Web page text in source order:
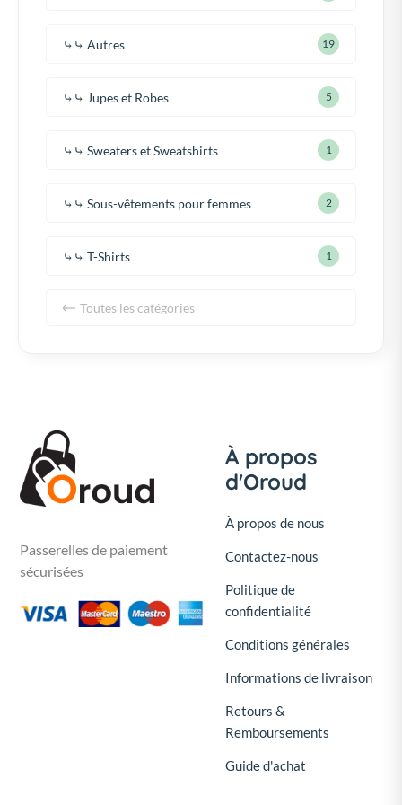
⤷⤷ Autres 19
⤷⤷ Jupes et Robes 5
⤷⤷ Sweaters et Sweatshirts 1
⤷⤷ Sous-vêtements pour femmes 2
⤷⤷ T-Shirts 1
Toutes les catégories
Passerelles de paiement
sécurisées
À propos
d'Oroud
À propos de nous
Contactez-nous
Politique de
confidentialité
Conditions générales
Informations de livraison
Retours &
Remboursements
Guide d'achat